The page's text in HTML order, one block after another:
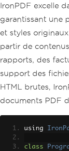
IronPDF excelle
garantissant une
et styles
partir de
rapports, des
support des
HTML brutes,
documents PDF
using
class